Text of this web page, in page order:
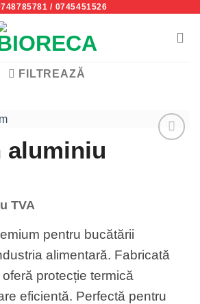
/ 0745451526
FILTREAZĂ
aluminiu
TVA
pentru bucătării
alimentară. Fabricată
protecție termică
eficientă. Perfectă pentru